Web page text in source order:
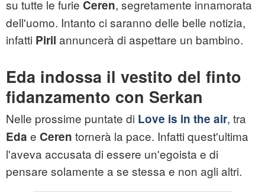
su tutte le furie Ceren, segretamente innamorata
dell'uomo. Intanto ci saranno delle belle notizia,
infatti Piril annuncerà di aspettare un bambino.
Eda indossa il vestito del finto
fidanzamento con Serkan
Nelle prossime puntate di Love is in the air, tra
Eda e Ceren tornerà la pace. Infatti quest'ultima
l'aveva accusata di essere un'egoista e di
pensare solamente a se stessa e non agli altri.